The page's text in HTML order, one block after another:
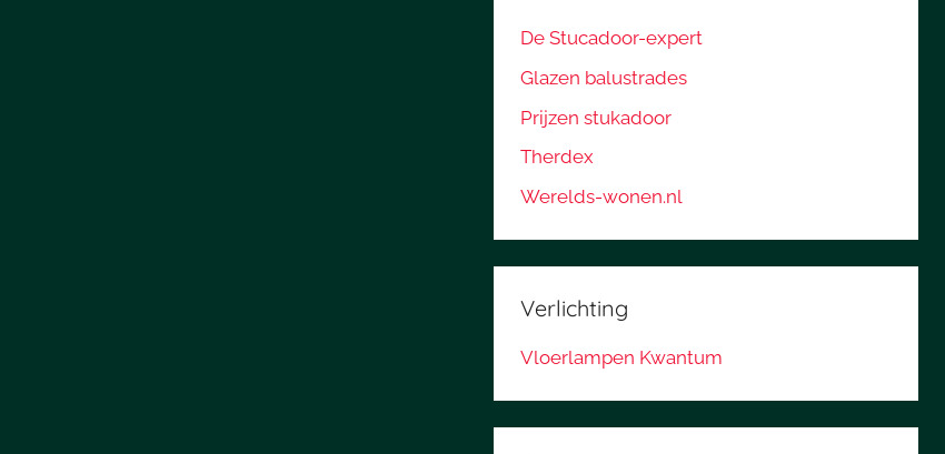
De Stucadoor-expert
Glazen balustrades
Prijzen stukadoor
Therdex
Werelds-wonen.nl
Verlichting
Vloerlampen Kwantum